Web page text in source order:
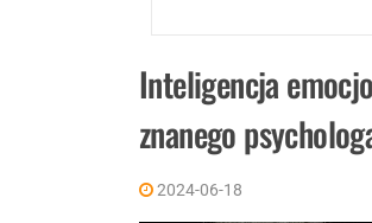
Inteligencja
znanego
2024-06-18